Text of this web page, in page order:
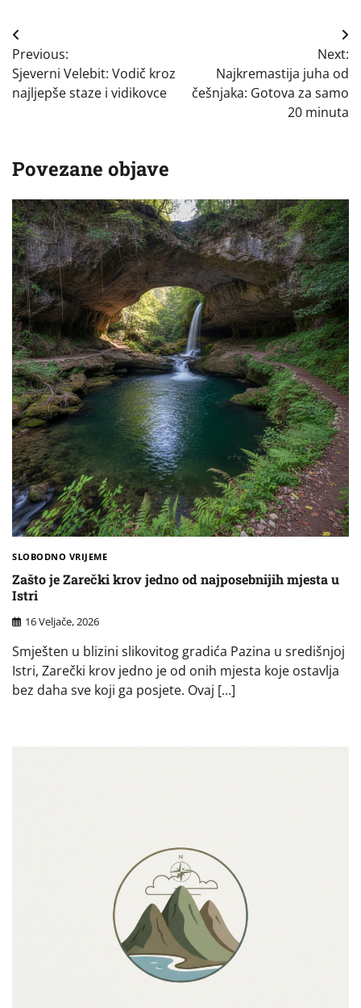
Navigacija
objava
Previous:
Sjeverni Velebit: Vodič kroz
najljepše staze i vidikovce
Next:
Najkremastija juha od
češnjaka: Gotova za samo
20 minuta
Povezane objave
SLOBODNO VRIJEME
Zašto je Zarečki krov jedno od najposebnijih mjesta u
Istri
16 Veljače, 2026
Smješten u blizini slikovitog gradića Pazina u središnjoj
Istri, Zarečki krov jedno je od onih mjesta koje ostavlja
bez daha sve koji ga posjete. Ovaj […]